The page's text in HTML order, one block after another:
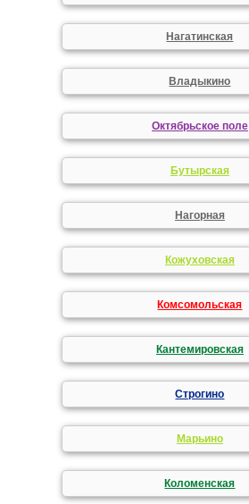
Нагатинская
Владыкино
Октябрьское поле
Бутырская
Нагорная
Кожуховская
Комсомольская
Кантемировская
Строгино
Марьино
Коломенская